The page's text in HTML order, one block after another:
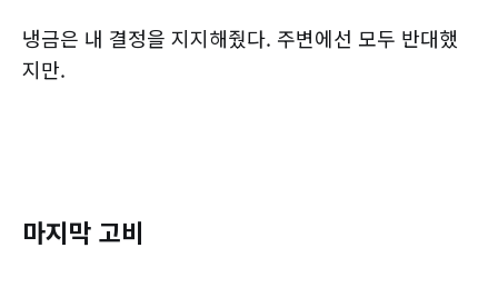
냉금은 내 결정을 지지해줬다. 주변에선 모두 반대했
지만.
마지막 고비